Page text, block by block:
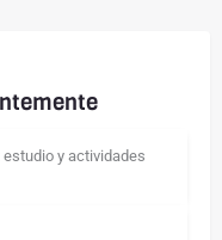
y actividades